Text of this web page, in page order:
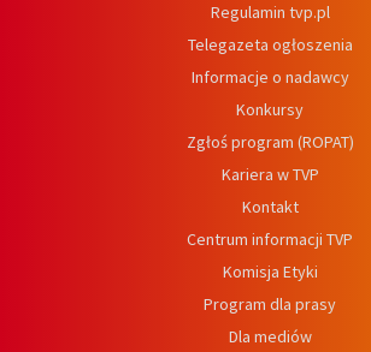
Regulamin tvp.pl
Telegazeta ogłoszenia
Informacje o nadawcy
Konkursy
Zgłoś program (ROPAT)
Kariera w TVP
Kontakt
Centrum informacji TVP
Komisja Etyki
Program dla prasy
Dla mediów